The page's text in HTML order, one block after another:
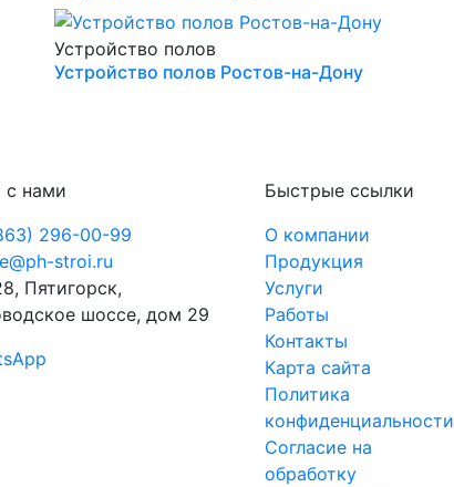
Устройство полов
Устройство полов Ростов-на-Дону
с нами
296-00-99
stroi.ru
Пятигорск,
шоссе, дом 29
Быстрые ссылки
О компании
Продукция
Услуги
Работы
Контакты
Карта сайта
Политика
конфиденциальности
Согласие на
обработку